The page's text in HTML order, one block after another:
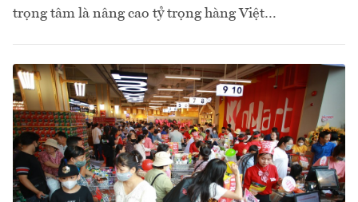
trọng tâm là nâng cao tỷ trọng hàng Việt…